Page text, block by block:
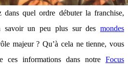
dans quel ordre débuter la franchise,
savoir un peu plus sur des mondes
majeur ? Qu’à cela ne tienne, vous
ces informations dans notre Focus